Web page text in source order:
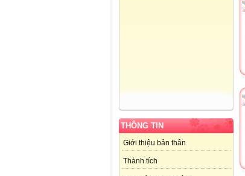
THÔNG TIN
Giới thiệu bản thân
Thành tích